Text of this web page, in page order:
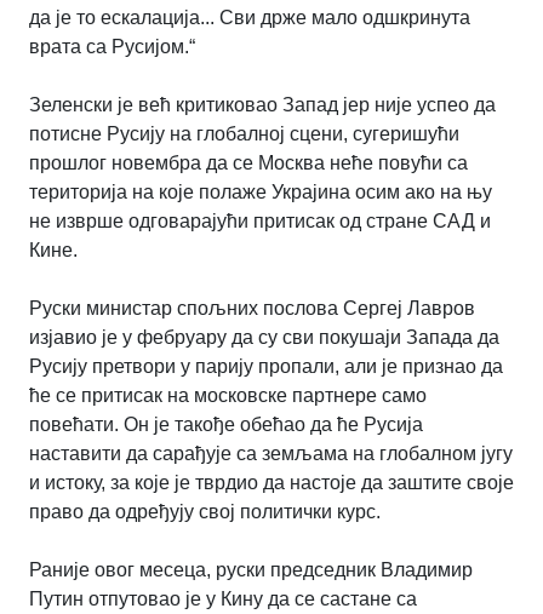
да је то ескалација... Сви држе мало одшкринута
врата са Русијом.“
Зеленски је већ критиковао Запад јер није успео да
потисне Русију на глобалној сцени, сугеришући
прошлог новембра да се Москва неће повући са
територија на које полаже Украјина осим ако на њу
не изврше одговарајући притисак од стране САД и
Кине.
Руски министар спољних послова Сергеј Лавров
изјавио је у фебруару да су сви покушаји Запада да
Русију претвори у парију пропали, али је признао да
ће се притисак на московске партнере само
повећати. Он је такође обећао да ће Русија
наставити да сарађује са земљама на глобалном југу
и истоку, за које је тврдио да настоје да заштите своје
право да одређују свој политички курс.
Раније овог месеца, руски председник Владимир
Путин отпутовао је у Кину да се састане са